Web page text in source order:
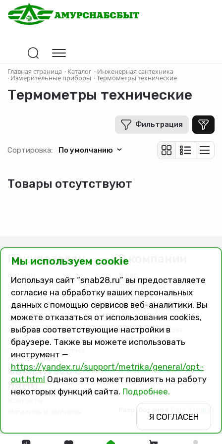
Главная страница · Каталог · Инженерная сантехника
· Измерительные приборы ·Термометры технические
Термометры технические
Фильтрация
Сортировка: По умолчанию
Товары отсутствуют
Покупателям
Каталог
Вопросы и ответы
Заказ, оплата, доставка
Подарочные сертификаты
Политика
конфиденциальности
Соглашение на обработку
О компании
О нас
Фотогалерея
Вакансии
Договор публичной
оферты
Версия сайта для
слабовидящих
Свяжитесь с
нами
Мы используем cookie
Используя сайт “snab28.ru” вы предоставляете
согласие на обработку ваших персональных
данных с помощью сервисов веб-аналитики. Вы
можете отказаться от использования cookies,
выбрав соответствующие настройки в
браузере. Также вы можете использовать
инструмент —
https://yandex.ru/support/metrika/general/opt-
out.html Однако это может повлиять на работу
некоторых функций сайта. Подробнее.
Я СОГЛАСЕН